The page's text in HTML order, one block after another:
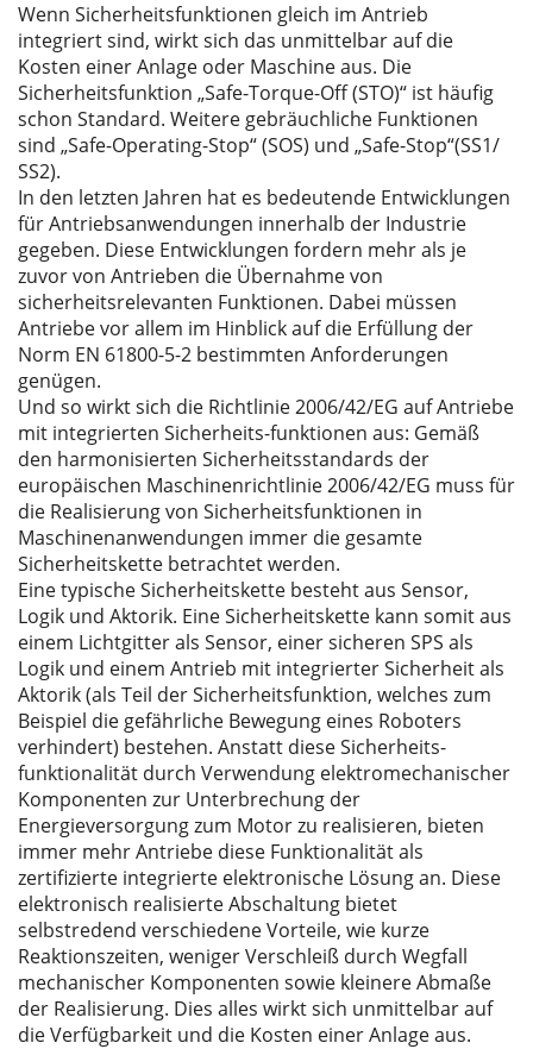
Wenn Sicherheitsfunktionen gleich im Antrieb
integriert sind, wirkt sich das unmittelbar auf die
Kosten einer Anlage oder Maschine aus. Die
Sicherheitsfunktion „Safe-Torque-Off (STO)“ ist häufig
schon Standard. Weitere gebräuchliche Funktionen
sind „Safe-Operating-Stop“ (SOS) und „Safe-Stop“(SS1/
SS2).
In den letzten Jahren hat es bedeutende Entwicklungen
für Antriebsanwendungen innerhalb der Industrie
gegeben. Diese Entwicklungen fordern mehr als je
zuvor von Antrieben die Übernahme von
sicherheitsrelevanten Funktionen. Dabei müssen
Antriebe vor allem im Hinblick auf die Erfüllung der
Norm EN 61800-5-2 bestimmten Anforderungen
genügen.
Und so wirkt sich die Richtlinie 2006/42/EG auf Antriebe
mit integrierten Sicherheits-funktionen aus: Gemäß
den harmonisierten Sicherheitsstandards der
europäischen Maschinenrichtlinie 2006/42/EG muss für
die Realisierung von Sicherheitsfunktionen in
Maschinenanwendungen immer die gesamte
Sicherheitskette betrachtet werden.
Eine typische Sicherheitskette besteht aus Sensor,
Logik und Aktorik. Eine Sicherheitskette kann somit aus
einem Lichtgitter als Sensor, einer sicheren SPS als
Logik und einem Antrieb mit integrierter Sicherheit als
Aktorik (als Teil der Sicherheitsfunktion, welches zum
Beispiel die gefährliche Bewegung eines Roboters
verhindert) bestehen. Anstatt diese Sicherheits-
funktionalität durch Verwendung elektromechanischer
Komponenten zur Unterbrechung der
Energieversorgung zum Motor zu realisieren, bieten
immer mehr Antriebe diese Funktionalität als
zertifizierte integrierte elektronische Lösung an. Diese
elektronisch realisierte Abschaltung bietet
selbstredend verschiedene Vorteile, wie kurze
Reaktionszeiten, weniger Verschleiß durch Wegfall
mechanischer Komponenten sowie kleinere Abmaße
der Realisierung. Dies alles wirkt sich unmittelbar auf
die Verfügbarkeit und die Kosten einer Anlage aus.